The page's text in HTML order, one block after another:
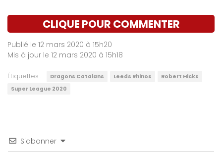
CLIQUE POUR COMMENTER
Publié le 12 mars 2020 à 15h20
Mis à jour le 12 mars 2020 à 15h18
Étiquettes : Dragons Catalans Leeds Rhinos
Robert Hicks
Super League 2020
S'abonner